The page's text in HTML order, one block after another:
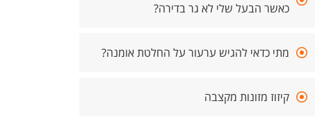
כאשר הבעל שלי לא גר בדירה?
מתי כדאי להגיש ערעור על החלטת אומנה?
קיזוז מזונות מקצבה